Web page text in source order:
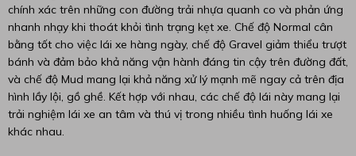
chính xác trên những con đường trải nhựa quanh co và phản ứng
nhanh nhạy khi thoát khỏi tình trạng kẹt xe. Chế độ Normal cân
bằng tốt cho việc lái xe hàng ngày, chế độ Gravel giảm thiểu trượt
bánh và đảm bảo khả năng vận hành đáng tin cậy trên đường đất,
và chế độ Mud mang lại khả năng xử lý mạnh mẽ ngay cả trên địa
hình lầy lội, gồ ghề. Kết hợp với nhau, các chế độ lái này mang lại
trải nghiệm lái xe an tâm và thú vị trong nhiều tình huống lái xe
khác nhau.